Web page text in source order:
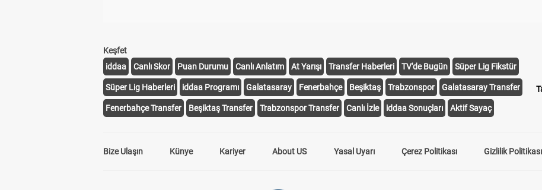
Keşfet
iddaa
Canlı Skor Puan Durumu Canlı Anlatım At Yarışı Transfer Haberleri TV'de Bugün Süper Lig Fikstür
Süper Lig Haberleri iddaa Programı Galatasaray Fenerbahçe Beşiktaş Trabzonspor Galatasaray Transfer
Fenerbahçe Transfer Beşiktaş Transfer Trabzonspor Transfer Canlı İzle iddaa Sonuçları Aktif Sayaç
Bize Ulaşın Künye Kariyer About US Yasal Uyarı Çerez Politikası Gizlilik Politikası